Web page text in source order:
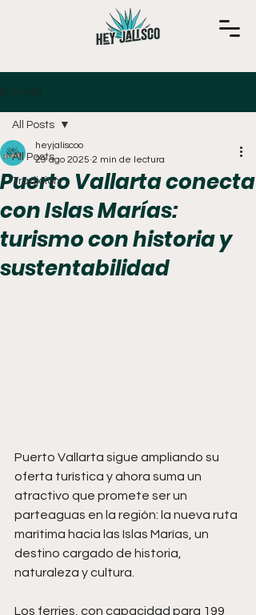
Entrada
All Posts
Tradición
All Posts
Puerto Vallarta conecta
con Islas Marías:
turismo con historia y
sustentabilidad
heyjaliscoo
29 ago 2025 2 min de lectura
Puerto Vallarta sigue ampliando su
oferta turística y ahora suma un
atractivo que promete ser un
parteaguas en la región: la nueva ruta
marítima hacia las Islas Marías, un
destino cargado de historia,
naturaleza y cultura.
Los ferries, con capacidad para 199